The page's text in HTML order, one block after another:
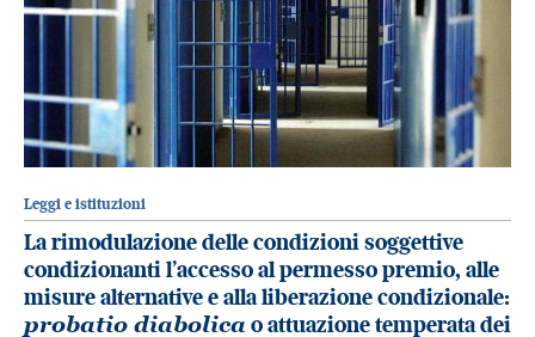
Leggi e istituzioni
La rimodulazione delle condizioni soggettive
condizionanti l’accesso al permesso premio, alle
misure alternative e alla liberazione condizionale:
probatio diabolica o attuazione temperata dei